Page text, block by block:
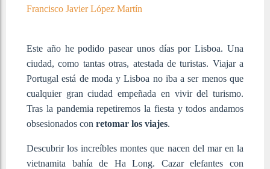
Francisco Javier López Martín
Este año he podido pasear unos días por Lisboa. Una
ciudad, como tantas otras, atestada de turistas. Viajar a
Portugal está de moda y Lisboa no iba a ser menos que
cualquier gran ciudad empeñada en vivir del turismo.
Tras la pandemia repetiremos la fiesta y todos andamos
obsesionados con retomar los viajes.
Descubrir los increíbles montes que nacen del mar en la
vietnamita bahía de Ha Long. Cazar elefantes con